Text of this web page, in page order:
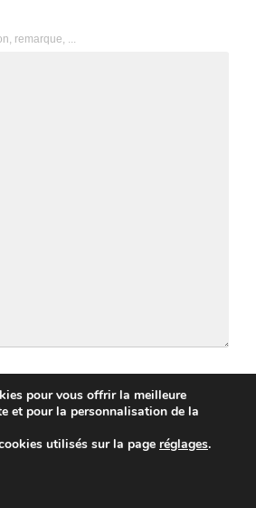
remarque, ...
pour vous offrir la meilleure
et pour la personnalisation de la
utilisés sur la page réglages.